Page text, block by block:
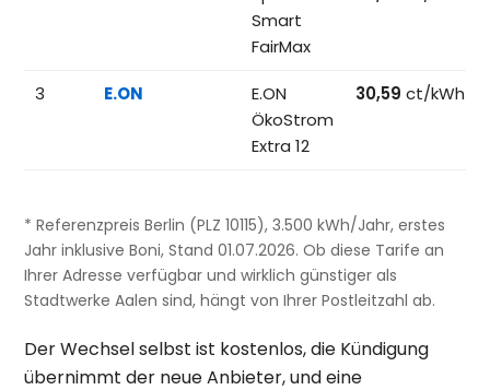
Smart
FairMax
3 E.ON
E.ON
ÖkoStrom
Extra 12
30,59 ct/kWh
* Referenzpreis Berlin (PLZ 10115), 3.500 kWh/Jahr, erstes
Jahr inklusive Boni, Stand 01.07.2026. Ob diese Tarife an
Ihrer Adresse verfügbar und wirklich günstiger als
Stadtwerke Aalen sind, hängt von Ihrer Postleitzahl ab.
Der Wechsel selbst ist kostenlos, die Kündigung
übernimmt der neue Anbieter, und eine